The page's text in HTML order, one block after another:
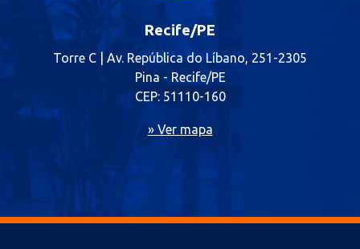
Recife/PE
Torre C | Av. República do Líbano, 251-2305
Pina - Recife/PE
CEP: 51110-160
» Ver mapa